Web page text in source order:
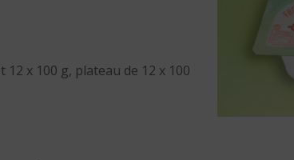
12 x 100 g, plateau de 12 x 100